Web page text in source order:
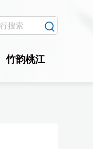
竹韵桃江